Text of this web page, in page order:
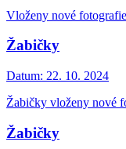
Vloženy nové fotografie
Žabičky
Datum: 22. 10. 2024
Žabičky vloženy nové
Žabičky